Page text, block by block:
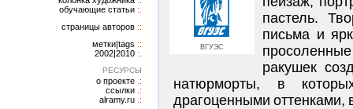
обучающие статьи
страницы авторов
метки|tags
2002|2010
РЕСУРСЫ
о проекте
ссылки
alramy.ru
ВГУЭС
пастель.
письма и
ракушек
натюрморты, в
драгоценными оттенками,